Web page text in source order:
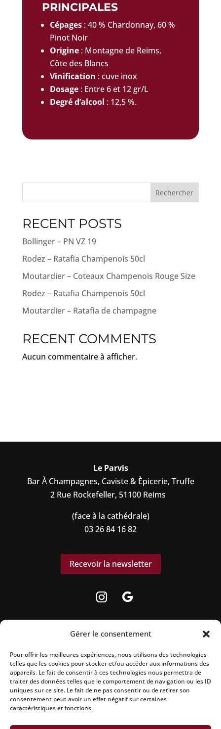
Gérer le consentement
Pour offrir les meilleures expériences, nous utilisons des technologies
telles que les cookies pour stocker et/ou accéder aux informations des
appareils. Le fait de consentir à ces technologies nous permettra de
traiter des données telles que le comportement de navigation ou les ID
uniques sur ce site. Le fait de ne pas consentir ou de retirer son
consentement peut avoir un effet négatif sur certaines
caractéristiques et fonctions.
PRINCIPALES
Cépages: 40 % Chardonnay, 60 %
Pinot Noir
Origine: Montagne de Reims,
Côte des Blancs
Vinification : cuve inox
Dosage: Entre 6 et 12 gr/L
Degré d’alcool : 12,5 %.
Rechercher
RECENT POSTS
Bollinger – PN VZ 19
Rodez – Ratafia Champenois 50cl
Moutardier – Coteaux Champenois Rouge Size
Rodez – Ratafia Champenois 50cl
Moutardier – Ratafia de champagne
RECENT COMMENTS
Aucun commentaire à afficher.
Le Parvis
Bar À Champagnes, Caviste & Èpicerie, Truffe
2 Rue Rockefeller, 51100 Reims
(face à la cathédrale)
03 26 84 16 82
Recevoir la newsletter
La vente d’alcool est strictement interdite
aux mineurs.
L’abus d’alcool est dangereux pour la
santé, à consommer avec modération.